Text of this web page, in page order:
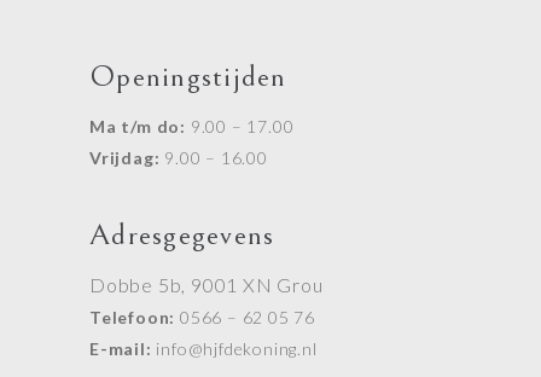
Openingstijden
Ma t/m do: 9.00 – 17.00
Vrijdag: 9.00 – 16.00
Adresgegevens
Dobbe 5b, 9001 XN Grou
Telefoon: 0566 – 62 05 76
E-mail: info@hjfdekoning.nl